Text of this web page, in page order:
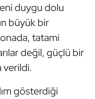
duygu dolu
büyük bir
tatami
değil, güçlü bir
verildi.
gösterdiği